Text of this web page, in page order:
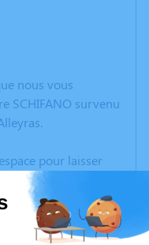
nous vous
SCHIFANO survenu
pour laisser
souvenirs, une
à travers des
est un lieu
de Jean-